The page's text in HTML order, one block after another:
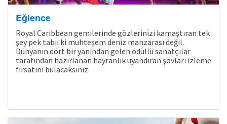
Eğlence
Royal Caribbean gemilerinde gözlerinizi kamaştıran tek
şey pek tabii ki muhteşem deniz manzarası değil.
Dünyanın dört bir yanından gelen ödüllü sanatçılar
tarafından hazırlanan hayranlık uyandıran şovları izleme
fırsatını bulacaksınız.